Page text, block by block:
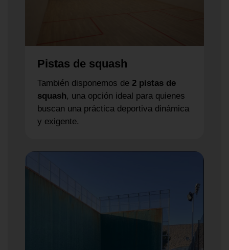
Pistas de squash
También disponemos de 2 pistas de
squash, una opción ideal para quienes
buscan una práctica deportiva dinámica
y exigente.